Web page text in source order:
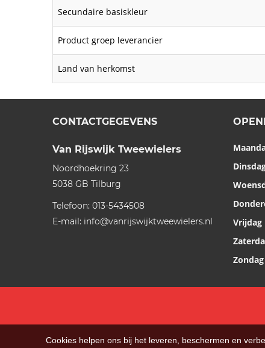
Secundaire basiskleur
Product groep leverancier
Land van herkomst
CONTACTGEGEVENS
Van Rijswijk Tweewielers
Noordhoekring 23
5038 GB Tilburg
Telefoon: 013-5434508
E-mail: info@vanrijswijktweewielers.nl Vrijdag
Zondag
Cookies helpen ons bij het leveren, beschermen en